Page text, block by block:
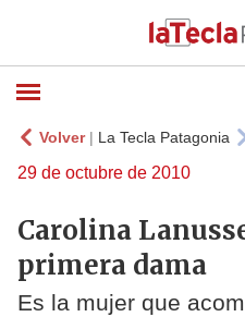
Volver| La Tecla Patagonia
29 de octubre de 2010
Carolina
primera dama
Es la mujer que